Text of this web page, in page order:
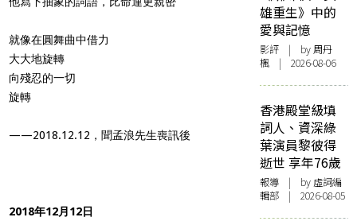
就像在圓舞曲中借力
大大地旋轉
向殘忍的一切
旋轉
——2018.12.12，聞孟浪先生喪訊後
2018年12月12日
雄重生》中的
愛與記憶
影評 | by周丹
楓 | 2026-08-06
香港殿堂級填
詞人、資深綠
葉演員黎彼得
逝世 享年76歲
報導 | by 虛詞編
輯部 | 2026-08-05